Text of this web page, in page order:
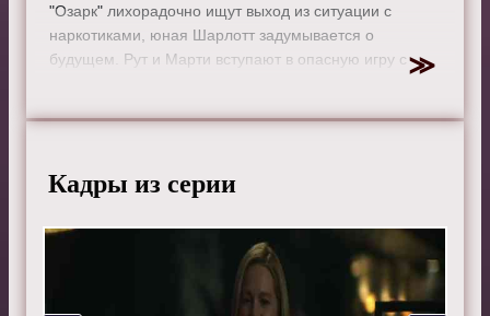
"Озарк" лихорадочно ищут выход из ситуации с
наркотиками, юная Шарлотт задумывается о
будущем. Рут и Марти вступают в опасную игру с
Хьюблиц, Скайлар Гертнер, Джулия Гарнер, Джордана
Маллан, Лиза Эмери, Чарли Тахан, Джанет Мактир, Том
Пелфри, Джессика Франсес Дьюкс, Дамиан Янг, Феликс
Солис, Адам Ротенберг и Альфонсо Эррера.
Кадры из серии